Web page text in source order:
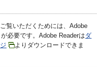
覧いただくためには、Adobe
必要です。Adobe Readerはダ
よりダウンロードできま